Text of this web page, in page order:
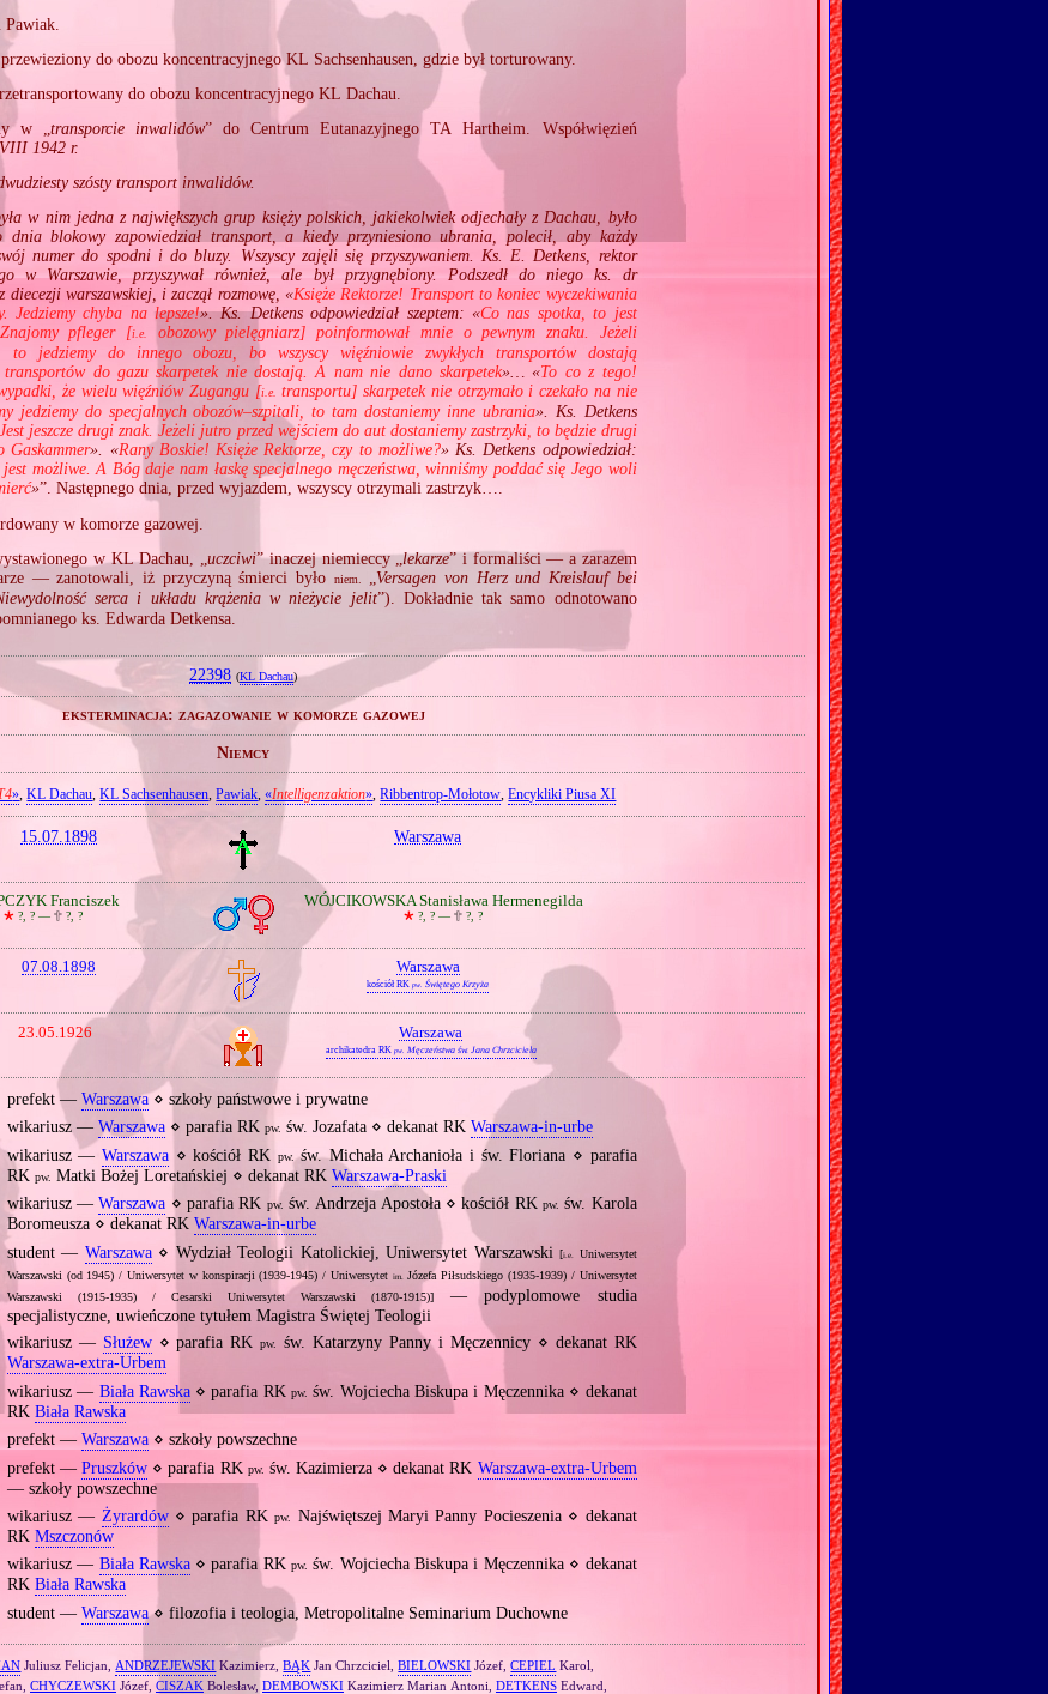
do obozu koncentracyjnego KL Sachsenhausen, gdzie był torturowany.
do obozu koncentracyjnego KL Dachau.
w „transporcie inwalidów” do Centrum Eutanazyjnego TA Hartheim. Współwięzień
1942 r.
szósty transport inwalidów.
w nim jedna z największych grup księży polskich, jakiekolwiek odjechały z Dachau, było
dnia blokowy zapowiedział transport, a kiedy przyniesiono ubrania, polecił, aby każdy
numer do spodni i do bluzy. Wszyscy zajęli się przyszywaniem. Ks. E. Detkens, rektor
w Warszawie, przyszywał również, ale był przygnębiony. Podszedł do niego ks. dr
diecezji warszawskiej, i zaczął rozmowę, «Księże Rektorze! Transport to koniec wyczekiwania
Jedziemy chyba na lepsze!». Ks. Detkens odpowiedział szeptem: «Co nas spotka, to jest
pfleger [i.e.
obozowy pielęgniarz] poinformował mnie o pewnym znaku. Jeżeli
to jedziemy do innego obozu, bo wszyscy więźniowie zwykłych transportów dostają
transportów do gazu skarpetek nie dostają. A nam nie dano skarpetek»… «To co z tego!
że wielu więźniów Zugangu [i.e. transportu] skarpetek nie otrzymało i czekało na nie
jedziemy do specjalnych obozów–szpitali, to tam dostaniemy inne ubrania». Ks. Detkens
Jest jeszcze drugi znak. Jeżeli jutro przed wejściem do aut dostaniemy zastrzyki, to będzie drugi
Gaskammer». «Rany Boskie! Księże Rektorze, czy to możliwe?» Ks. Detkens odpowiedział:
możliwe. A Bóg daje nam łaskę specjalnego męczeństwa, winniśmy poddać się Jego woli
»”. Następnego dnia, przed wyjazdem, wszyscy otrzymali zastrzyk….
w komorze gazowej.
w KL Dachau, „uczciwi” inaczej niemieccy „lekarze” i formaliści — a zarazem
— zanotowali, iż przyczyną śmierci było
niem. „Versagen von Herz und Kreislauf bei
serca i układu krążenia w nieżycie jelit”). Dokładnie tak samo odnotowano
ks. Edwarda Detkensa.
22398 (KL Dachau)
eksterminacja: zagazowanie w komorze gazowej
Niemcy
» ,KL Dachau ,KL Sachsenhausen ,Pawiak ,«Intelligenzaktion» ,Ribbentrop‐Mołotow ,Encykliki Piusa XI
15.07.1898 Warszawa
Franciszek
🞲?, ? — 🕆?, ?
WÓJCIKOWSKA Stanisława Hermenegilda
🞲 ?, ? —🕆 ?, ?
07.08.1898 Warszawa
kościół RK pw. Świętego Krzyża
23.05.1926 Warszawa
archikatedra RK pw. Męczeństwa św. Jana Chrzciciela
prefekt — Warszawa⋄ szkoły państwowe i prywatne
wikariusz — Warszawa⋄ parafia RK pw. św. Jozafata ⋄ dekanat RK Warszawa‐in‐urbe
wikariusz —Warszawa ⋄ kościół RK pw. św. Michała Archanioła i św. Floriana ⋄ parafia
RK pw. Matki Bożej Loretańskiej ⋄ dekanat RK Warszawa‐Praski
wikariusz —Warszawa ⋄ parafia RK pw. św. Andrzeja Apostoła ⋄ kościół RK pw. św. Karola
Boromeusza ⋄ dekanat RK Warszawa‐in‐urbe
student — Warszawa⋄ Wydział Teologii Katolickiej, Uniwersytet Warszawski[i.e.
Uniwersytet
Warszawski (od 1945) / Uniwersytet w konspiracji (1939‐1945) / Uniwersytet im.
Józefa Piłsudskiego (1935‐1939) / Uniwersytet
Warszawski (1915‐1935) / Cesarski Uniwersytet Warszawski (1870‐1915)]
— podyplomowe studia
specjalistyczne, uwieńczone tytułem Magistra Świętej Teologii
wikariusz — Służew⋄ parafia RKpw.
św. Katarzyny Panny i Męczennicy ⋄ dekanat RK
Warszawa‐extra‐Urbem
wikariusz — Biała Rawska⋄ parafia RKpw. św. Wojciecha Biskupa i Męczennika ⋄ dekanat
RK Biała Rawska
prefekt — Warszawa⋄ szkoły powszechne
prefekt —Pruszków ⋄ parafia RK pw. św. Kazimierza ⋄ dekanat RK Warszawa‐extra‐Urbem
— szkoły powszechne
wikariusz — Żyrardów⋄ parafia RKpw.
Najświętszej Maryi Panny Pocieszenia ⋄ dekanat
RK Mszczonów
wikariusz — Biała Rawska⋄ parafia RKpw. św. Wojciecha Biskupa i Męczennika ⋄ dekanat
RK Biała Rawska
student — Warszawa⋄ filozofia i teologia, Metropolitalne Seminarium Duchowne
Juliusz Felicjan, ANDRZEJEWSKI Kazimierz,BĄK Jan Chrzciciel,BIELOWSKI Józef,CEPIEL Karol,
CHYCZEWSKIJózef, CISZAK Bolesław, DEMBOWSKIKazimierz Marian Antoni, DETKENSEdward,